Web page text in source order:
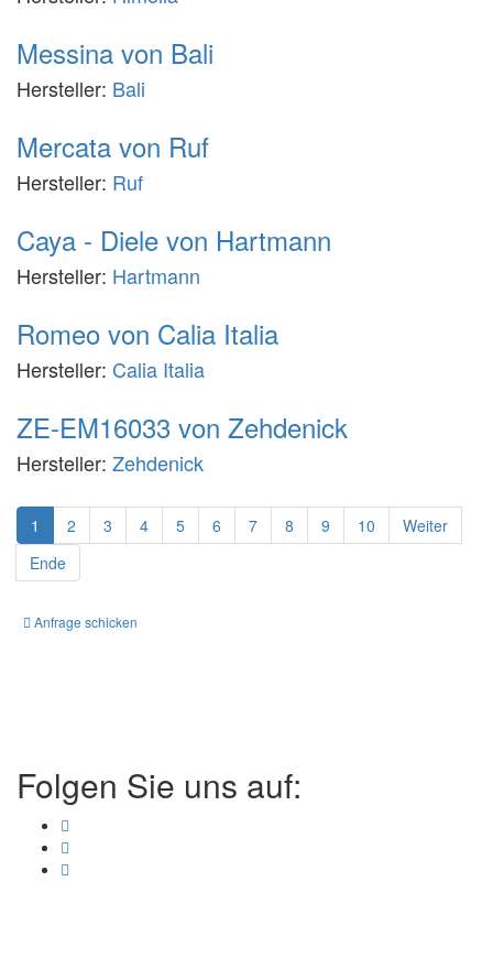
Messina von Bali
Hersteller: Bali
Mercata von Ruf
Hersteller: Ruf
Caya - Diele von Hartmann
Hersteller: Hartmann
Romeo von Calia Italia
Hersteller: Calia Italia
ZE-EM16033 von Zehdenick
Hersteller: Zehdenick
1 2 3 4 5 6 7 8 9 10
Weiter
Ende
Anfrage schicken
Folgen Sie uns auf: